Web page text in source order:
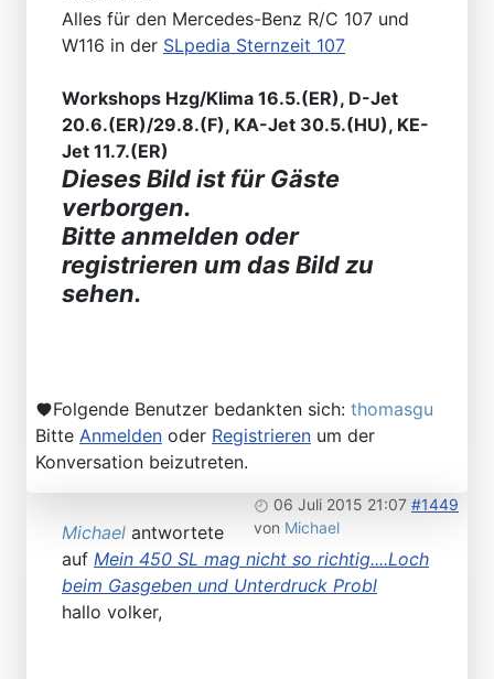
Alles für den Mercedes-Benz R/C 107 und
W116 in der SLpedia Sternzeit 107
Workshops Hzg/Klima 16.5.(ER), D-Jet
20.6.(ER)/29.8.(F), KA-Jet 30.5.(HU), KE-
Jet 11.7.(ER)
Dieses Bild ist für Gäste
verborgen.
Bitte anmelden oder
registrieren um das Bild zu
sehen.
Folgende Benutzer bedankten sich: thomasgu
Bitte Anmelden oder Registrieren um der
Konversation beizutreten.
06 Juli 2015 21:07 #1449
von Michael
Michael antwortete
auf Mein 450 SL mag nicht so richtig....Loch
beim Gasgeben und Unterdruck Probl
hallo volker,